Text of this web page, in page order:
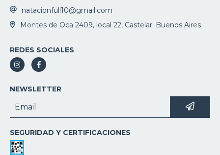
natacionfull10@gmail.com
Montes de Oca 2409, local 22, Castelar. Buenos Aires
REDES SOCIALES
NEWSLETTER
SEGURIDAD Y CERTIFICACIONES